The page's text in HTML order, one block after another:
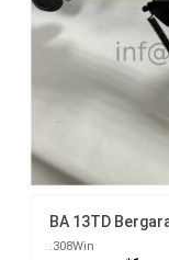
.308Win